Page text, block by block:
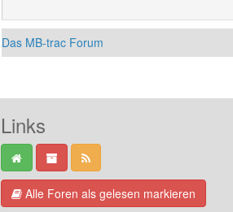
Das MB-trac Forum
Links
Alle Foren als gelesen markieren